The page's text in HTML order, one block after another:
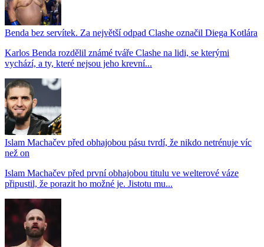
Benda bez servítek. Za největší odpad Clashe označil Diega Kotlára
Karlos Benda rozdělil známé tváře Clashe na lidi, se kterými
vychází, a ty, které nejsou jeho krevní...
Islam Machačev před obhajobou pásu tvrdí, že nikdo netrénuje víc
než on
Islam Machačev před první obhajobou titulu ve welterové váze
připustil, že porazit ho možné je. Jistotu mu...